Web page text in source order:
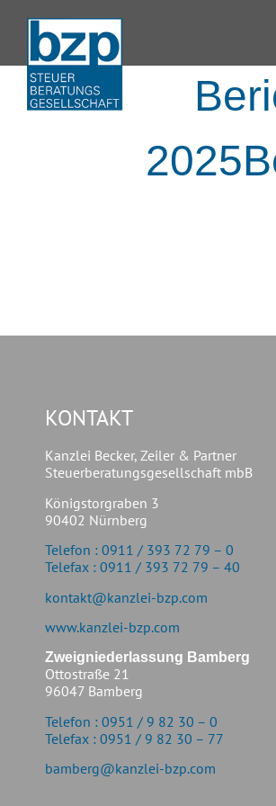
KONTAKT
Kanzlei Becker, Zeiler & Partner
Steuerberatungsgesellschaft mbB
Königstorgraben 3
90402 Nürnberg
Telefon : 0911 / 393 72 79 – 0
Telefax : 0911 / 393 72 79 – 40
kontakt@kanzlei-bzp.com
www.kanzlei-bzp.com
Zweigniederlassung Bamberg
Ottostraße 21
96047 Bamberg
Telefon : 0951 / 9 82 30 – 0
Telefax : 0951 / 9 82 30 – 77
bamberg@kanzlei-bzp.com